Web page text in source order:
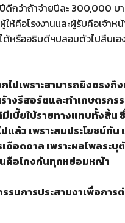
กว่าถ้าจ่ายปีละ 300,000 บ
ห้คือโรงงานและผู้รับคือเจ้า
รืออธิบดีฯปลอมตัวไปสืบเอง
เพราะสามารถยิงตรงถึง
รีสอร์ตและทำเกษตรกร
เบี้ยใบ้รายทางแทบทั้งสิ้น
ล้ว เพราะสมประโยชน์กั
อดดาล เพราะผลโพลระ
คือโกงกันทุกหย่อมหญ้า
มการประสานงาเพื่อกา